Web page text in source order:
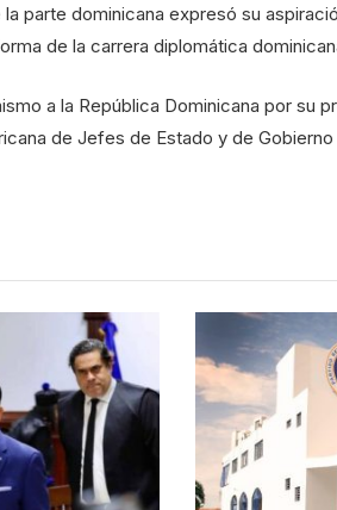
parte dominicana expresó su
de la carrera diplomática
a la República Dominicana por su
de Jefes de Estado y de